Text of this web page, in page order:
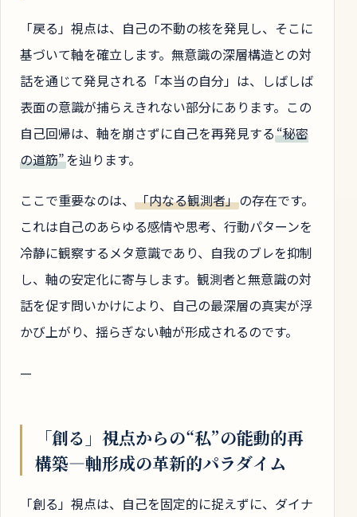
「戻る」視点は、自己の不動の核を発見し、そこに
基づいて軸を確立します。無意識の深層構造との対
話を通じて発見される「本当の自分」は、しばしば
表面の意識が捕らえきれない部分にあります。この
自己回帰は、軸を崩さずに自己を再発見する“秘密
の道筋”を辿ります。
ここで重要なのは、 「内なる観測者」の存在です。
これは自己のあらゆる感情や思考、行動パターンを
冷静に観察するメタ意識であり、自我のブレを抑制
し、軸の安定化に寄与します。観測者と無意識の対
話を促す問いかけにより、自己の最深層の真実が浮
かび上がり、揺らぎない軸が形成されるのです。
—
「創る」視点からの“私”の能動的再
構築―軸形成の革新的パラダイム
「創る」視点は、自己を固定的に捉えずに、ダイナ